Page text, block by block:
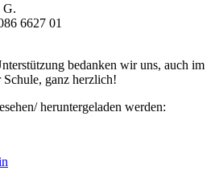
G.
6627 01
bedanken wir uns, auch im
ganz herzlich!
heruntergeladen werden: